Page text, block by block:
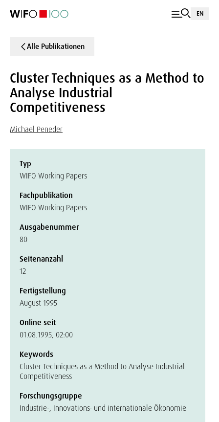
EN
Alle Publikationen
Cluster Techniques as a Method to
Analyse Industrial
Competitiveness
Michael Peneder
Typ
WIFO Working Papers
Fachpublikation
WIFO Working Papers
Ausgabenummer
80
Seitenanzahl
12
Fertigstellung
August 1995
Online seit
01.08.1995, 02:00
Keywords
Cluster Techniques as a Method to Analyse Industrial
Competitiveness
Forschungsgruppe
Industrie-, Innovations- und internationale Ökonomie